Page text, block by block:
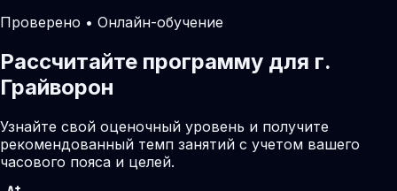
Проверено • Онлайн-обучение
Рассчитайте программу для г.
Грайворон
Узнайте свой оценочный уровень и получите
рекомендованный темп занятий с учетом вашего
часового пояса и целей.